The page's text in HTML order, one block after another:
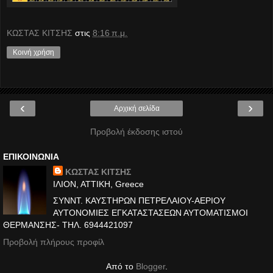
ΚΩΣΤΑΣ ΚΙΤΣΗΣ στις 8:16 π.μ.
Κοινή χρήση
‹ ›
Αρχική σελίδα
Προβολή έκδοσης ιστού
ΕΠΙΚΟΙΝΩΝΙΑ
ΚΩΣΤΑΣ ΚΙΤΣΗΣ
ΙΛΙΟΝ, ΑΤΤΙΚΗ, Greece
ΣΥΝΝΤ. ΚΑΥΣΤΗΡΩΝ ΠΕΤΡΕΛΑΙΟΥ-ΑΕΡΙΟΥ
ΑΥΤΟΝΟΜΙΕΣ ΕΓΚΑΤΑΣΤΑΣΕΩΝ ΑΥΤΟΜΑΤΙΣΜΟΙ
ΘΕΡΜΑΝΣΗΣ- ΤΗΛ. 6944421097
Προβολή πλήρους προφίλ
Από το Blogger.